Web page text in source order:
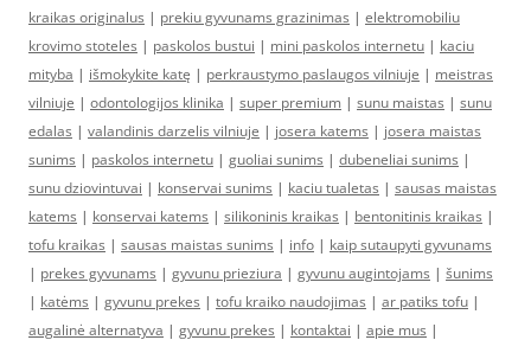
kraikas originalus | prekiu gyvunams grazinimas | elektromobiliu
krovimo stoteles | paskolos bustui | mini paskolos internetu | kaciu
mityba | išmokykite katę | perkraustymo paslaugos vilniuje | meistras
vilniuje | odontologijos klinika | super premium | sunu maistas | sunu
edalas | valandinis darzelis vilniuje | josera katems | josera maistas
sunims | paskolos internetu | guoliai sunims | dubeneliai sunims |
sunu dziovintuvai | konservai sunims | kaciu tualetas | sausas maistas
katems | konservai katems | silikoninis kraikas | bentonitinis kraikas |
tofu kraikas | sausas maistas sunims | info | kaip sutaupyti gyvunams
| prekes gyvunams | gyvunu prieziura | gyvunu augintojams | šunims
| katėms | gyvunu prekes | tofu kraiko naudojimas | ar patiks tofu |
augalinė alternatyva | gyvunu prekes | kontaktai | apie mus |